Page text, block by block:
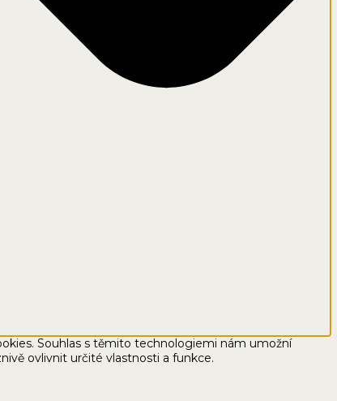
Souhlas s těmito technologiemi nám umožní
ovlivnit určité vlastnosti a funkce.